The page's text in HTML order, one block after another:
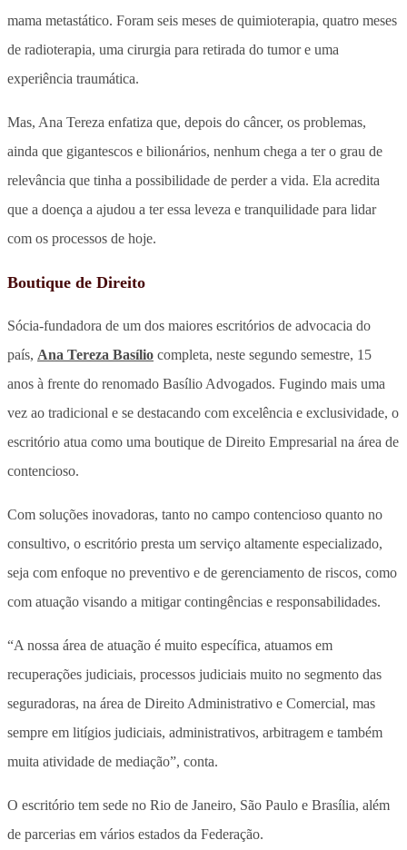
mama metastático. Foram seis meses de quimioterapia, quatro meses
de radioterapia, uma cirurgia para retirada do tumor e uma
experiência traumática.
Mas, Ana Tereza enfatiza que, depois do câncer, os problemas,
ainda que gigantescos e bilionários, nenhum chega a ter o grau de
relevância que tinha a possibilidade de perder a vida. Ela acredita
que a doença a ajudou a ter essa leveza e tranquilidade para lidar
com os processos de hoje.
Boutique de Direito
Sócia-fundadora de um dos maiores escritórios de advocacia do
país, Ana Tereza Basílio completa, neste segundo semestre, 15
anos à frente do renomado Basílio Advogados. Fugindo mais uma
vez ao tradicional e se destacando com excelência e exclusividade, o
escritório atua como uma boutique de Direito Empresarial na área de
contencioso.
Com soluções inovadoras, tanto no campo contencioso quanto no
consultivo, o escritório presta um serviço altamente especializado,
seja com enfoque no preventivo e de gerenciamento de riscos, como
com atuação visando a mitigar contingências e responsabilidades.
“A nossa área de atuação é muito específica, atuamos em
recuperações judiciais, processos judiciais muito no segmento das
seguradoras, na área de Direito Administrativo e Comercial, mas
sempre em litígios judiciais, administrativos, arbitragem e também
muita atividade de mediação”, conta.
O escritório tem sede no Rio de Janeiro, São Paulo e Brasília, além
de parcerias em vários estados da Federação.